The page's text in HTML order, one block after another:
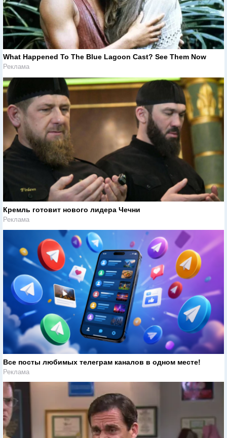
What Happened To The Blue Lagoon Cast? See Them Now
Реклама
Кремль готовит нового лидера Чечни
Реклама
Все посты любимых телеграм каналов в одном месте!
Реклама